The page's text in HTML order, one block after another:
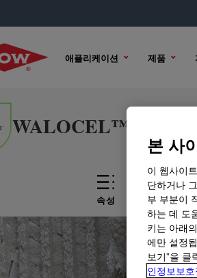
애플리케이션 제품
WALOCEL™ X-LIS
속성
본 사
이 웹사이
단하거나
부 부분이
하는 데 도
키는 아래
에만 설정
보기”을 클
인정보보호